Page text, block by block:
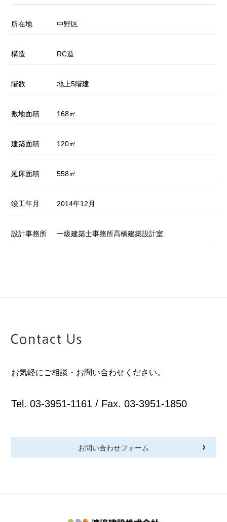
所在地 中野区
構造 RC造
階数 地上5階建
敷地面積 168㎡
建築面積 120㎡
延床面積 558㎡
竣工年月 2014年12月
設計事務所 一級建築士事務所高橋建築設計室
お気軽にご相談・お問い合わせください。
Tel. 03-3951-1161 / Fax. 03-3951-1850
お問い合わせフォーム